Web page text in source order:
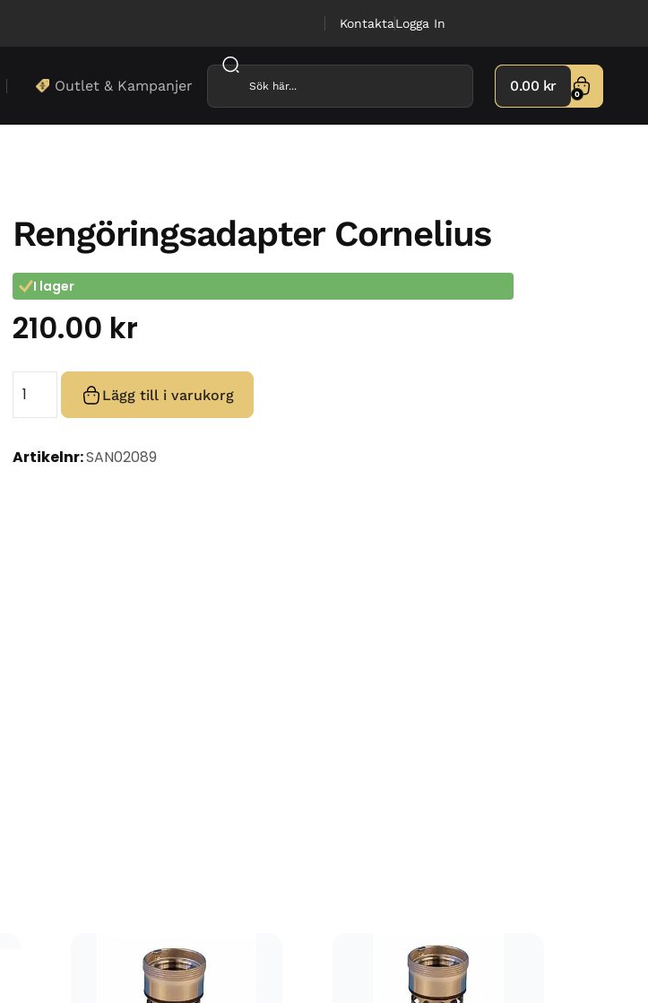
KontaktaLogga In
Outlet & Kampanjer 0.00 kr 0
Rengöringsadapter Cornelius
I lager
210.00 kr
Lägg till i varukorg
Artikelnr:SAN02089